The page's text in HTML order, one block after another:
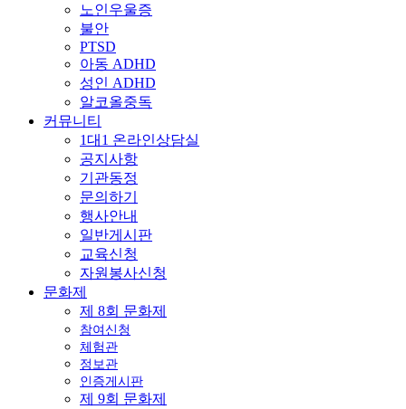
노인우울증
불안
PTSD
아동 ADHD
성인 ADHD
알코올중독
커뮤니티
1대1 온라인상담실
공지사항
기관동정
문의하기
행사안내
일반게시판
교육신청
자원봉사신청
문화제
제 8회 문화제
참여신청
체험관
정보관
인증게시판
제 9회 문화제